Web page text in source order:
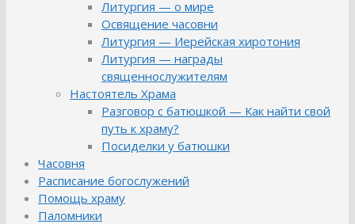
Литургия — о мире
Освящение часовни
Литургия — Иерейская хиротония
Литургия — награды
священнослужителям
Настоятель Храма
Разговор с батюшкой — Как найти свой
путь к храму?
Посиделки у батюшки
Часовня
Расписание богослужений
Помощь храму
Паломники